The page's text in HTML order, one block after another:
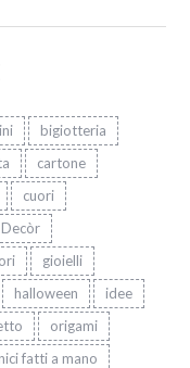
bigiotteria
cartone
cuori
Decòr
gioielli
halloween
idee
origami
fatti a mano